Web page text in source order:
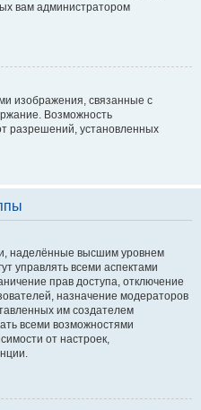
вам администратором
изображения, связанные с
Возможность
разрешений, установленных
наделённые высшим уровнем
управлять всеми аспектами
прав доступа, отключение
назначение модераторов
им создателем
всеми возможностями
от настроек,